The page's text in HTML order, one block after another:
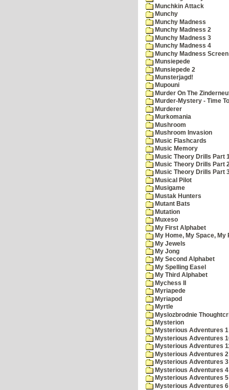
Munchkin Attack
Munchy
Munchy Madness
Munchy Madness 2
Munchy Madness 3
Munchy Madness 4
Munchy Madness
Munsiepede
Munsiepede 2
Munsterjagd!
Mupouni
Murder On The
Murder-Mystery - Time
Murderer
Murkomania
Mushroom
Mushroom Invasion
Music Flashcards
Music Memory
Music Theory Drills Part
Music Theory Drills Part
Music Theory Drills Part
Musical Pilot
Musigame
Mustak Hunters
Mutant Bats
Mutation
Muxeso
My First Alphabet
My Home, My Space, My
My Jewels
My Jong
My Second Alphabet
My Spelling Easel
My Third Alphabet
Mychess II
Myriapede
Myriapod
Myrtle
Myslozbrodnie
Mysterion
Mysterious Adventures
Mysterious Adventures
Mysterious Adventures
Mysterious Adventures
Mysterious Adventures
Mysterious Adventures
Mysterious Adventures
Mysterious Adventures